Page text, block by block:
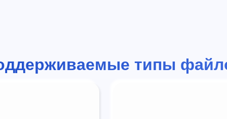
типы